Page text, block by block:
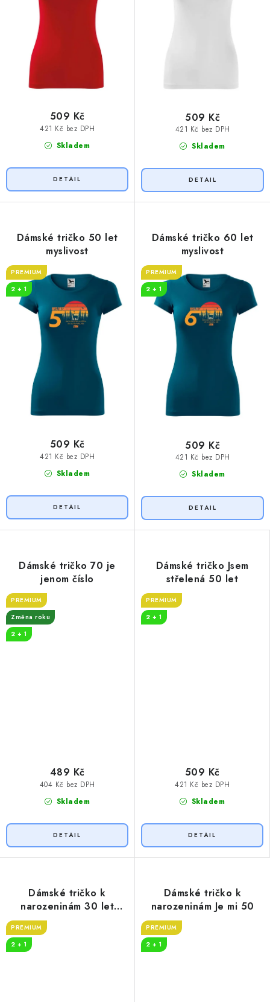
Skladem
421 Kč bez DPH
509 Kč
Skladem
421 Kč bez DPH
509 Kč
Dámské tričko 50 let
myslivost
PREMIUM
2 + 1
Skladem
421 Kč bez DPH
509 Kč
Dámské tričko 60 let
myslivost
PREMIUM
2 + 1
Skladem
421 Kč bez DPH
509 Kč
Dámské tričko 70 je
jenom číslo
PREMIUM
Změna roku
2 + 1
Skladem
404 Kč bez DPH
489 Kč
Dámské tričko Jsem
střelená 50 let
PREMIUM
2 + 1
Skladem
421 Kč bez DPH
509 Kč
Dámské tričko k
narozeninám 30 let
myslivost
PREMIUM
2 + 1
Dámské tričko k
narozeninám Je mi 50
PREMIUM
2 + 1